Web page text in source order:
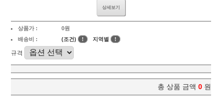
상세보기
상품가 :
0원
배송비 :
(조건) ! 지역별 !
규격
총 상품 금액 0 원